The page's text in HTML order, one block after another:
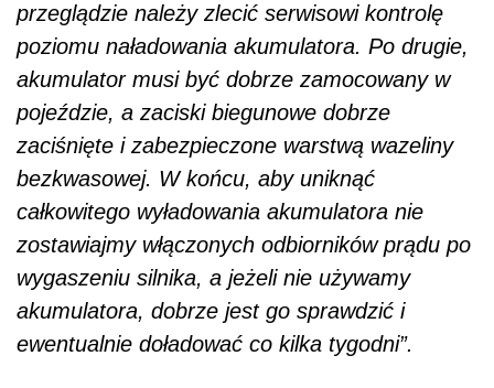
przeglądzie należy zlecić serwisowi kontrolę
poziomu naładowania akumulatora. Po drugie,
akumulator musi być dobrze zamocowany w
pojeździe, a zaciski biegunowe dobrze
zaciśnięte i zabezpieczone warstwą wazeliny
bezkwasowej. W końcu, aby uniknąć
całkowitego wyładowania akumulatora nie
zostawiajmy włączonych odbiorników prądu po
wygaszeniu silnika, a jeżeli nie używamy
akumulatora, dobrze jest go sprawdzić i
ewentualnie doładować co kilka tygodni”.